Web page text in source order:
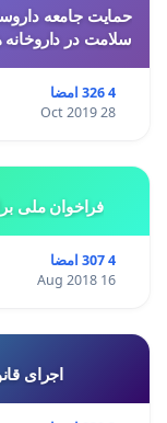
حمایت جامعه
سلامت در داروخانه
4 326 امضا
28 Oct 2019
فراخوان ملی
4 307 امضا
16 Aug 2018
اجرای